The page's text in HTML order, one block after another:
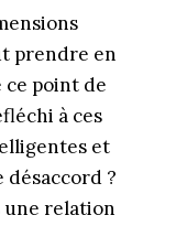
prendre en
point de
à ces
et
?
une relation